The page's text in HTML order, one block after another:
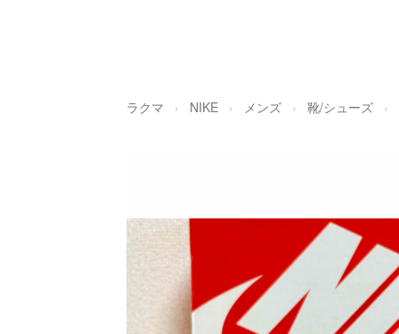
ラクマ NIKE メンズ 靴/シューズ